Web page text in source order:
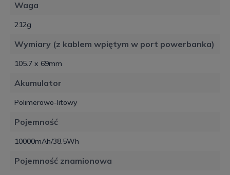
Waga
212g
Wymiary (z kablem wpiętym w port powerbanka)
105.7 x 69mm
Akumulator
Polimerowo-litowy
Pojemność
10000mAh/38.5Wh
Pojemność znamionowa